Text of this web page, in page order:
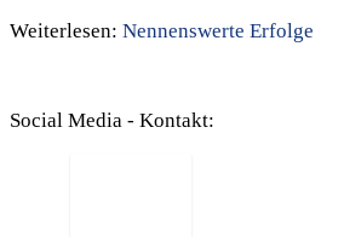
Weiterlesen: Nennenswerte Erfolge
Social Media - Kontakt: